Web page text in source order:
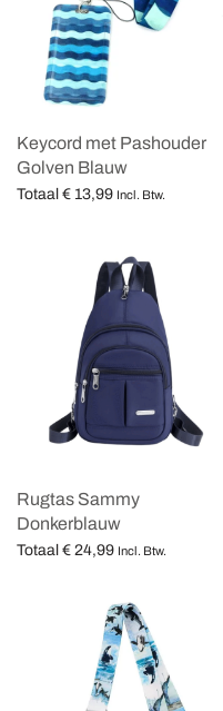
Keycord met Pashouder
Golven Blauw
Totaal € 13,99 Incl. Btw.
Rugtas Sammy
Donkerblauw
Totaal € 24,99 Incl. Btw.